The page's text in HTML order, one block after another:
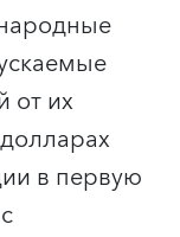
от их
в первую